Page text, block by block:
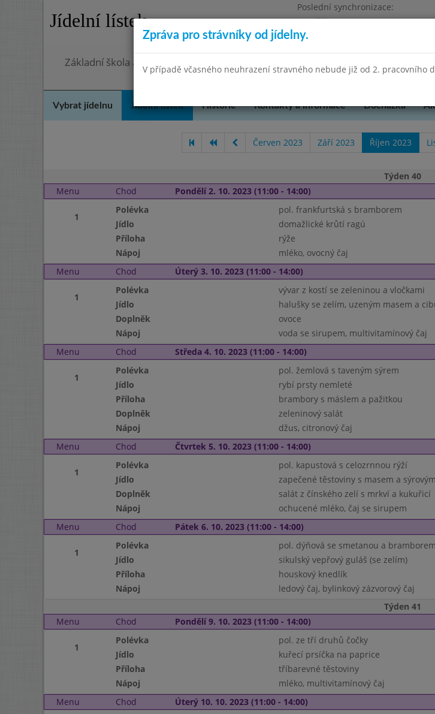
Jídelní lístek
Poslední synchronizace:
Pondělí 27.7.2026 13:26
Omezení objednávek
Základní škola a Mateřská škola, Praha 4, Ohradní 49
Vybrat jídelnu Jídelní lístek Historie Kontakty a informace Docházka
Červen 2023 Září 2023 Říjen 2023
Týden 40
Menu
Chod Pondělí 2. 10. 2023 (11:00 - 14:00)
1
Polévka pol. frankfurtská s bramborem
Jídlo
domažlické krůtí ragú
Příloha
rýže
Nápoj
mléko, ovocný čaj
Menu
Chod Úterý 3. 10. 2023 (11:00 - 14:00)
1
Polévka vývar z kostí se zeleninou a vločkami
Jídlo
halušky se zelím, uzeným masem a
Doplněk
ovoce
Nápoj
voda se sirupem, multivitamínový čaj
Menu
Chod Středa 4. 10. 2023 (11:00 - 14:00)
1
Polévka pol. žemlová s taveným sýrem
Jídlo
rybí prsty nemleté
Příloha
brambory s máslem a pažitkou
Doplněk
zeleninový salát
Nápoj
džus, citronový čaj
Menu
Chod Čtvrtek 5. 10. 2023 (11:00 - 14:00)
1
Polévka pol. kapustová s celozrnnou rýží
Jídlo
zapečené těstoviny s masem a
Doplněk
salát z čínského zelí s mrkví a kukuřicí
Nápoj
ochucené mléko, čaj se sirupem
Menu
Chod Pátek 6. 10. 2023 (11:00 - 14:00)
1
Polévka pol. dýňová se smetanou a bramborem
Jídlo
sikulský vepřový guláš (se zelím)
Příloha
houskový knedlík
Nápoj
ledový čaj, bylinkový zázvorový čaj
Týden 41
Menu
Chod Pondělí 9. 10. 2023 (11:00 - 14:00)
1
Polévka pol. ze tří druhů čočky
Jídlo
kuřecí prsíčka na paprice
Příloha
tříbarevné těstoviny
Nápoj
mléko, multivitamínový čaj
Menu
Chod Úterý 10. 10. 2023 (11:00 - 14:00)
Zpráva pro strávníky od jídelny.
V případě včasného neuhrazení stravného nebude již od 2. pracovního